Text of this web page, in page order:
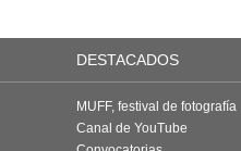
DESTACADOS
MUFF, festival de fotografía
Canal de YouTube